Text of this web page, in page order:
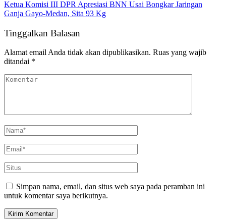
Ketua Komisi III DPR Apresiasi BNN Usai Bongkar Jaringan
Ganja Gayo-Medan, Sita 93 Kg
Tinggalkan Balasan
Alamat email Anda tidak akan dipublikasikan. Ruas yang wajib
ditandai *
Simpan nama, email, dan situs web saya pada peramban ini
untuk komentar saya berikutnya.